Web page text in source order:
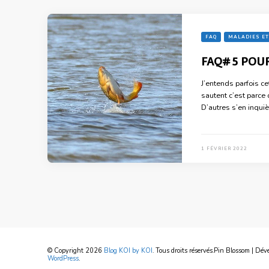
FAQ MALADIES
FAQ#5
J’entends parfois
sautent c’est
D’autres s’en
1 FÉVRIER 2022
© Copyright 2026 Blog KOI by KOI. Tous droits réservés.Pin Blossom |
WordPress.